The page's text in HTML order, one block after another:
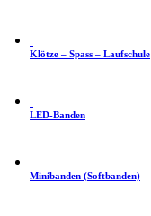
Klötze – Spass – Laufschule
LED-Banden
Minibanden (Softbanden)